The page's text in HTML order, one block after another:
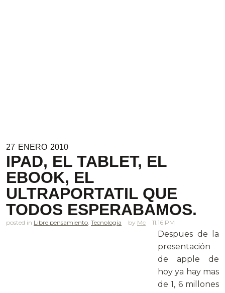
27 ENERO 2010
IPAD, EL TABLET, EL
EBOOK, EL
ULTRAPORTATIL QUE
TODOS ESPERABAMOS.
posted in Libre pensamiento Tecnología Mc 11.16 PM
Despues de la
presentación
de apple de
hoy ya hay mas
de 1, 6 millones